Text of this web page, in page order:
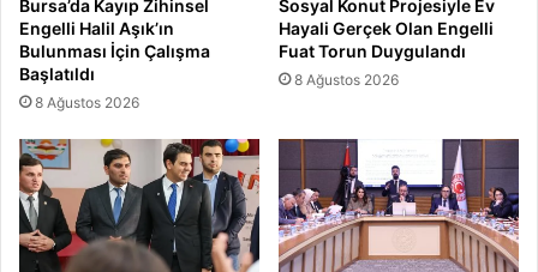
Bursa’da Kayıp Zihinsel
Engelli Halil Aşık’ın
Bulunması İçin Çalışma
Başlatıldı
8 Ağustos 2026
Sosyal Konut Projesiyle Ev
Hayali Gerçek Olan Engelli
Fuat Torun Duygulandı
8 Ağustos 2026